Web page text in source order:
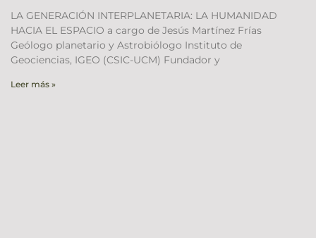
LA GENERACIÓN INTERPLANETARIA: LA HUMANIDAD
HACIA EL ESPACIO a cargo de Jesús Martínez Frías
Geólogo planetario y Astrobiólogo Instituto de
Geociencias, IGEO (CSIC-UCM) Fundador y
Leer más »